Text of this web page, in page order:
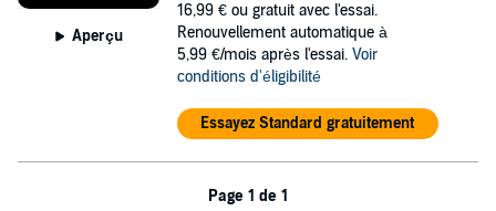
Aperçu
16,99 € ou gratuit avec l'essai.
Renouvellement automatique à
5,99 €/mois après l'essai. Voir
conditions d'éligibilité
Essayez Standard gratuitement
Page 1 de 1